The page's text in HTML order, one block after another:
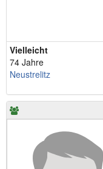
Vielleicht
74 Jahre
Neustrelitz